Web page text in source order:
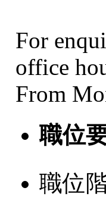
For
office
From
職位
職位